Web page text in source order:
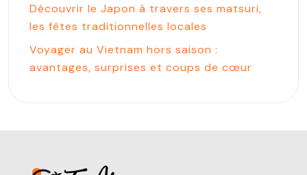
Découvrir le Japon à travers ses matsuri,
les fêtes traditionnelles locales
Voyager au Vietnam hors saison :
avantages, surprises et coups de cœur